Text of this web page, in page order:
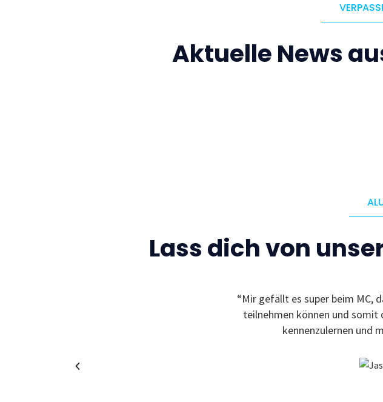
Aktuelle News
Lass dich von
Alumni & Team
“Mir gefällt es super beim MC,
teilnehmen können und somit
kennenzulernen und